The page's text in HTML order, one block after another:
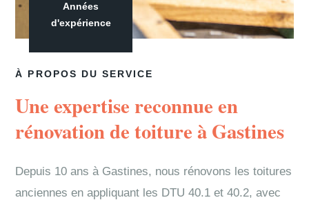
À PROPOS DU SERVICE
Une expertise reconnue en
rénovation de toiture à Gastines
Depuis 10 ans à Gastines, nous rénovons les toitures
anciennes en appliquant les DTU 40.1 et 40.2, avec
Années
d'expérience